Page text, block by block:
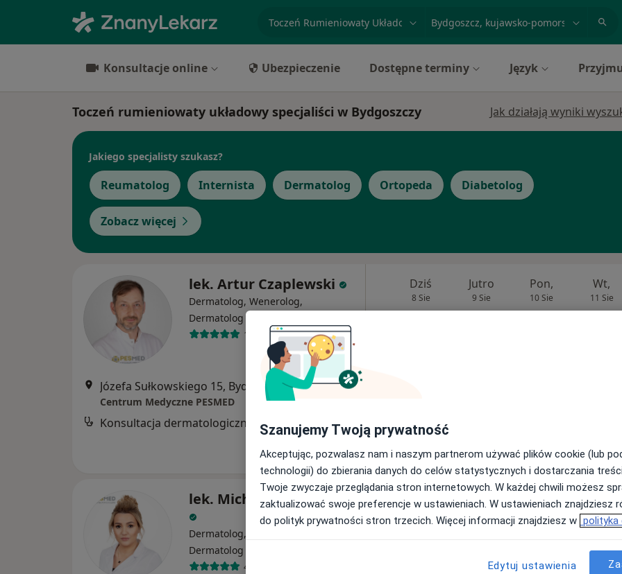
specjalizacja, badanie lub nazwisko
Konsultacje online Ubezpieczenie Dostępne terminy Język
Toczeń rumieniowaty układowy specjaliści w Bydgoszczy Jak działają wyniki
Jakiego specjalisty szukasz?
Reumatolog Internista Dermatolog Ortopeda Diabetolog
Zobacz więcej
lek. Artur Czaplewski
Dermatolog, Wenerolog,
Dermatolog dziecięcy
1120 opinii
Józefa Sułkowskiego 15, Bydgoszcz•Mapa
Centrum Medyczne PESMED
Konsultacja dermatologiczna 280 zł
Dziś
8 Sie
Jutro
9 Sie
Pon,
10 Sie
Wt,
11 Sie
lek. Michalina Sobecka
Dermatolog, Wenerolog,
Dermatolog dziecięcy
433 opinie
Dziś Jutro Pon, Wt,
11 Sie
Umawianie online nie jest dostępne
Szanujemy Twoją prywatność
Akceptując, pozwalasz nam i naszym partnerom używać plików cookie (lub
technologii) do zbierania danych do celów statystycznych i dostarczania
Twoje zwyczaje przeglądania stron internetowych. W każdej chwili możesz
zaktualizować swoje preferencje w ustawieniach. W ustawieniach znajdziesz
do polityk prywatności stron trzecich. Więcej informacji znajdziesz w polityka
Edytuj ustawienia